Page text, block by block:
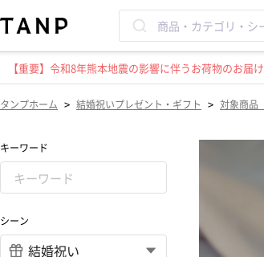
【重要】令和8年熊本地震の影響に伴うお荷物のお届
タンプホーム > 結婚祝いプレゼント・ギフト > 対象商品
キーワード
シーン